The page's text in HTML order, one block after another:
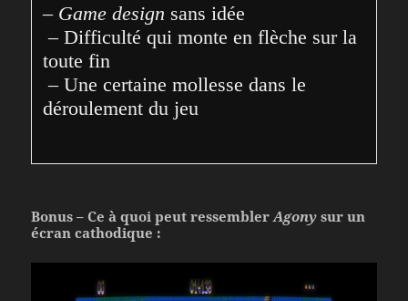
– Game design sans idée
– Difficulté qui monte en flèche sur la
toute fin
– Une certaine mollesse dans le
déroulement du jeu
Bonus – Ce à quoi peut ressemblerAgony sur un
écran cathodique :